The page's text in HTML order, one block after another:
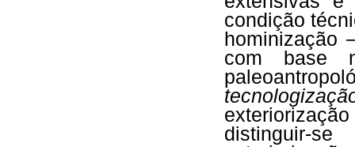
condição
hominização
com base
distinguir-